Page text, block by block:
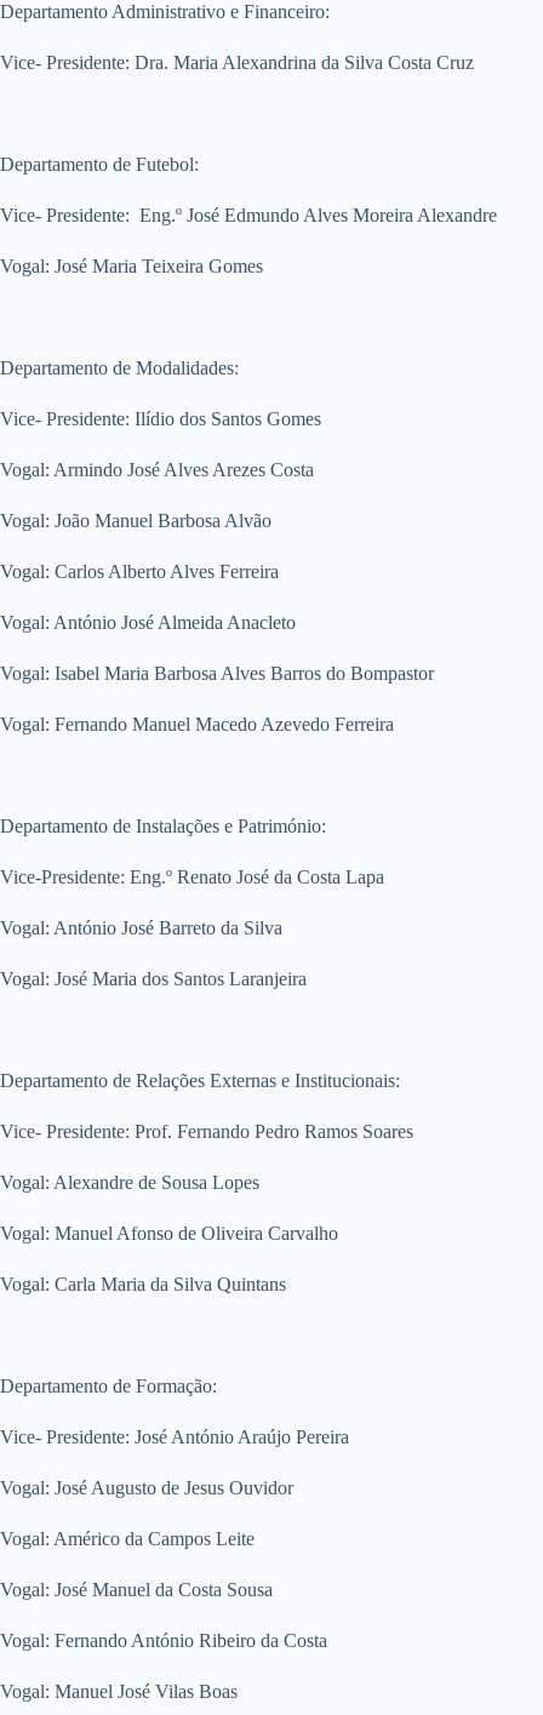
Departamento Administrativo e Financeiro:
Vice- Presidente: Dra. Maria Alexandrina da Silva Costa Cruz
Departamento de Futebol:
Vice- Presidente: Eng.º José Edmundo Alves Moreira Alexandre
Vogal: José Maria Teixeira Gomes
Departamento de Modalidades:
Vice- Presidente: Ilídio dos Santos Gomes
Vogal: Armindo José Alves Arezes Costa
Vogal: João Manuel Barbosa Alvão
Vogal: Carlos Alberto Alves Ferreira
Vogal: António José Almeida Anacleto
Vogal: Isabel Maria Barbosa Alves Barros do Bompastor
Vogal: Fernando Manuel Macedo Azevedo Ferreira
Departamento de Instalações e Património:
Vice-Presidente: Eng.º Renato José da Costa Lapa
Vogal: António José Barreto da Silva
Vogal: José Maria dos Santos Laranjeira
Departamento de Relações Externas e Institucionais:
Vice- Presidente: Prof. Fernando Pedro Ramos Soares
Vogal: Alexandre de Sousa Lopes
Vogal: Manuel Afonso de Oliveira Carvalho
Vogal: Carla Maria da Silva Quintans
Departamento de Formação:
Vice- Presidente: José António Araújo Pereira
Vogal: José Augusto de Jesus Ouvidor
Vogal: Américo da Campos Leite
Vogal: José Manuel da Costa Sousa
Vogal: Fernando António Ribeiro da Costa
Vogal: Manuel José Vilas Boas